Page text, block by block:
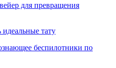
для превращения
идеальные тату
беспилотники по